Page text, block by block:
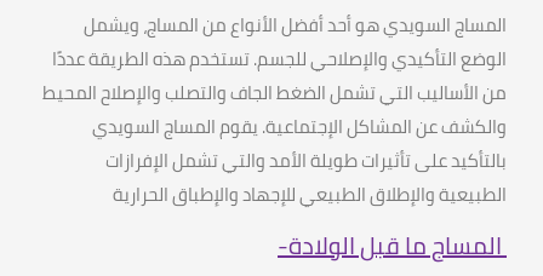
المساج السويدي هو أحد أفضل الأنواع من المساج، ويشمل
الوضع التأكيدي والإصلاحي للجسم.تستخدم هذه الطريقة عددًا
من الأساليب التي تشمل الضغط الجاف والتصلب والإصلاح المحيط
والكشف عن المشاكل الإجتماعية.يقوم المساج السويدي
بالتأكيد على تأثيرات طويلة الأمد والتي تشمل الإفرازات
الطبيعية والإطلاق الطبيعي للإجهاد والإطباق الحرارية
المساج ما قبل الولادة-